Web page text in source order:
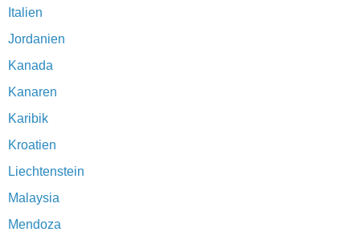
Italien
Jordanien
Kanada
Kanaren
Karibik
Kroatien
Liechtenstein
Malaysia
Mendoza